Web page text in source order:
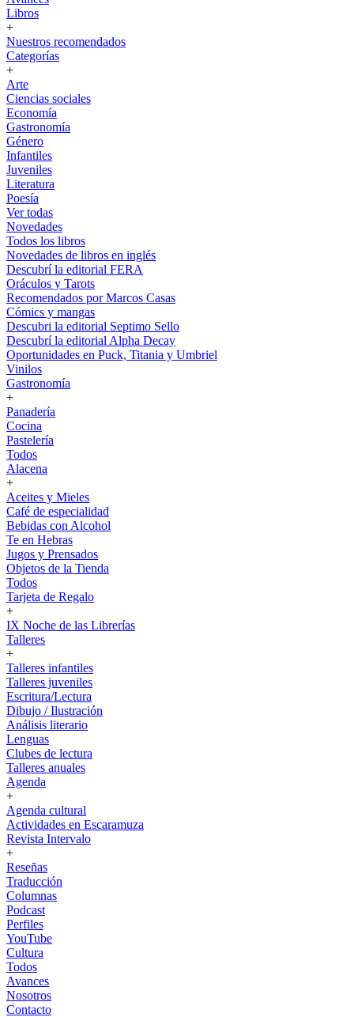
Libros
+
Nuestros recomendados
Categorías
+
Arte
Ciencias sociales
Economía
Gastronomía
Género
Infantiles
Juveniles
Literatura
Poesía
Ver todas
Novedades
Todos los libros
Novedades de libros en inglés
Descubrí la editorial FERA
Oráculos y Tarots
Recomendados por Marcos Casas
Cómics y mangas
Descubri la editorial Septimo Sello
Descubrí la editorial Alpha Decay
Oportunidades en Puck, Titania y Umbriel
Vinilos
Gastronomía
+
Panadería
Cocina
Pastelería
Todos
Alacena
+
Aceites y Mieles
Café de especialidad
Bebidas con Alcohol
Te en Hebras
Jugos y Prensados
Objetos de la Tienda
Todos
Tarjeta de Regalo
+
IX Noche de las Librerías
Talleres
+
Talleres infantiles
Talleres juveniles
Escritura/Lectura
Dibujo / Ilustración
Análisis literario
Lenguas
Clubes de lectura
Talleres anuales
Agenda
+
Agenda cultural
Actividades en Escaramuza
Revista Intervalo
+
Reseñas
Traducción
Columnas
Podcast
Perfiles
YouTube
Cultura
Todos
Avances
Nosotros
Contacto